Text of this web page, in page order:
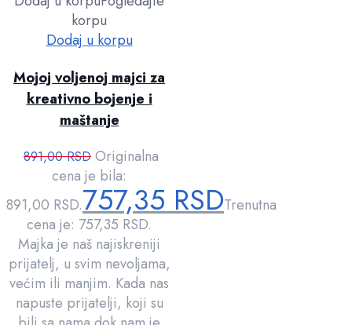
korpu
Dodaj u korpu
Mojoj voljenoj majci za
kreativno bojenje i
maštanje
891,00RSD Originalna
cena je bila:
891,00 RSD.757,35RSDTrenutna
cena je: 757,35 RSD.
Majka je naš najiskreniji
prijatelj, u svim nevoljama,
većim ili manjim. Kada nas
napuste prijatelji, koji su